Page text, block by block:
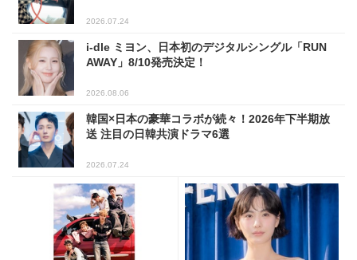
2026.07.24
i-dle ミヨン、日本初のデジタルシングル「RUN
AWAY」8/10発売決定！
2026.08.06
韓国×日本の豪華コラボが続々！2026年下半期放
送 注目の日韓共演ドラマ6選
2026.07.24